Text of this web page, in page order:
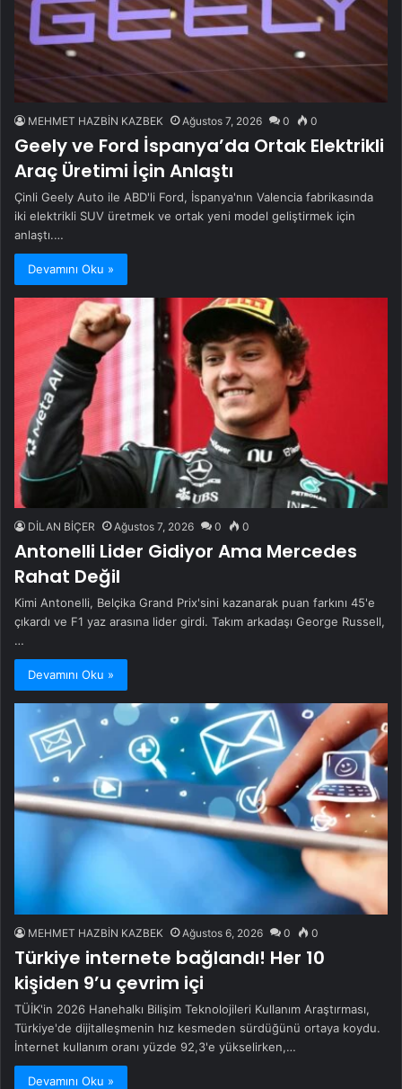
MEHMET HAZBİN KAZBEK Ağustos 7, 2026 0 0
Geely ve Ford İspanya’da Ortak Elektrikli
Araç Üretimi İçin Anlaştı
Çinli Geely Auto ile ABD'li Ford, İspanya'nın Valencia fabrikasında
iki elektrikli SUV üretmek ve ortak yeni model geliştirmek için
anlaştı.…
Devamını Oku »
DİLAN BİÇER Ağustos 7, 2026 0 0
Antonelli Lider Gidiyor Ama Mercedes
Rahat Değil
Kimi Antonelli, Belçika Grand Prix'sini kazanarak puan farkını 45'e
çıkardı ve F1 yaz arasına lider girdi. Takım arkadaşı George Russell,
…
Devamını Oku »
MEHMET HAZBİN KAZBEK Ağustos 6, 2026 0 0
Türkiye internete bağlandı! Her 10
kişiden 9’u çevrim içi
TÜİK'in 2026 Hanehalkı Bilişim Teknolojileri Kullanım Araştırması,
Türkiye'de dijitalleşmenin hız kesmeden sürdüğünü ortaya koydu.
İnternet kullanım oranı yüzde 92,3'e yükselirken,…
Devamını Oku »